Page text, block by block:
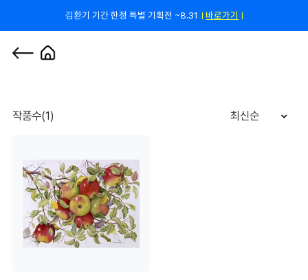
김환기 기간 한정 특별 기획전 ~8.31 바로가기
쿠폰 줄게, 친구 하자! 카카오톡 친구 추가하고 할인 쿠폰 받자!
작품수(1) 최신순